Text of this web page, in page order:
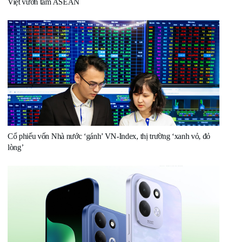
Việt vươn tầm ASEAN
Cổ phiếu vốn Nhà nước ‘gánh’ VN-Index, thị trường ‘xanh vỏ, đỏ
lòng’